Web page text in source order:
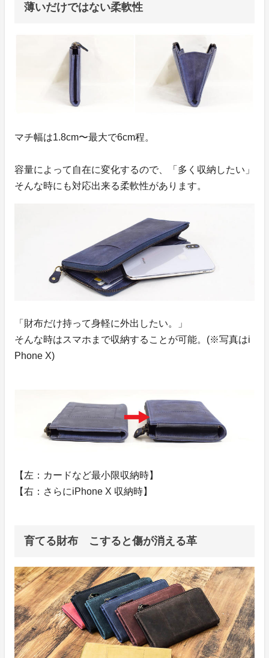
薄いだけではない柔軟性
マチ幅は1.8cm〜最大で6cm程。
容量によって自在に変化するので、「多く収納したい」
そんな時にも対応出来る柔軟性があります。
「財布だけ持って身軽に外出したい。」
そんな時はスマホまで収納することが可能。(※写真はi
Phone X)
【左：カードなど最小限収納時】
【右：さらにiPhone X 収納時】
育てる財布 こすると傷が消える革